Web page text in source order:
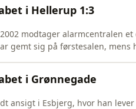
i Hellerup 1:3
modtager alarmcentralen
gemt sig på førstesalen,
i Grønnegade
ansigt i Esbjerg, hvor han